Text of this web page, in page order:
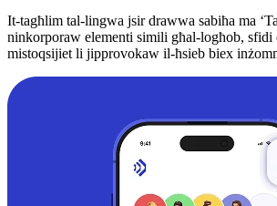
It-tagħlim tal-lingwa jsir drawwa sabiħa ma
ninkorporaw elementi simili għal-logħob, sfidi
mistoqsijiet li jipprovokaw il-ħsieb biex